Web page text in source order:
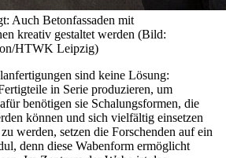
Auch Betonfassaden mit
kreativ gestaltet werden (Bild:
HTWK Leipzig)
sind keine Lösung:
in Serie produzieren, um
benötigen sie Schalungsformen, die
können und sich vielfältig einsetzen
werden, setzen die Forschenden auf ein
denn diese Wabenform ermöglicht